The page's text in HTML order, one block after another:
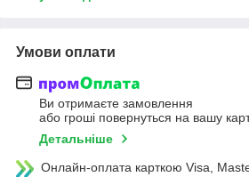
Умови оплати
Ви отримаєте замовлення
або гроші повернуться на вашу
Детальніше
Онлайн-оплата карткою Visa,